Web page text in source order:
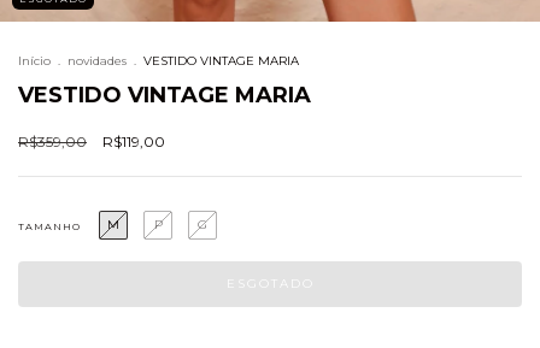
Início . novidades . VESTIDO VINTAGE MARIA
VESTIDO VINTAGE MARIA
R$359,00 R$119,00
TAMANHO M P G